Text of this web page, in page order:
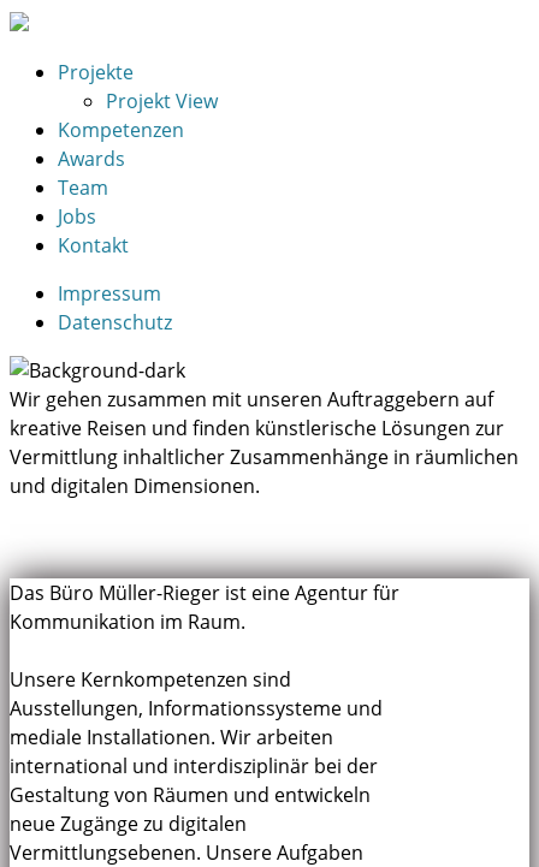
Projekte
Projekt View
Kompetenzen
Awards
Team
Jobs
Kontakt
Impressum
Datenschutz
Wir gehen zusammen mit unseren Auftraggebern auf
kreative Reisen und ﬁnden künstlerische Lösungen zur
Vermittlung inhaltlicher Zusammenhänge in räumlichen
und digitalen Dimensionen.
Das Büro Müller-Rieger ist eine Agentur für
Kommunikation im Raum.
Unsere Kernkompetenzen sind
Ausstellungen, Informationssysteme und
mediale Installationen. Wir arbeiten
international und interdisziplinär bei der
Gestaltung von Räumen und entwickeln
neue Zugänge zu digitalen
Vermittlungsebenen. Unsere Aufgaben